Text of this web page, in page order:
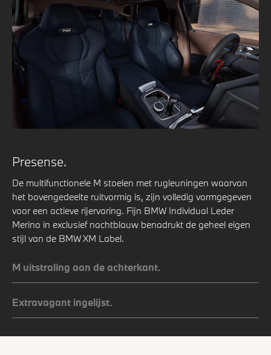
M uitstraling aan de achterkant.
Extravagant ingelijst.
Presense.
De multifunctionele M stoelen met rugleuningen waarvan
het bovengedeelte ruitvormig is, zijn volledig vormgegeven
voor een actieve rijervaring. Fijn BMW Individual Leder
Merino in exclusief nachtblauw benadrukt de geheel eigen
stijl van de BMW XM Label.